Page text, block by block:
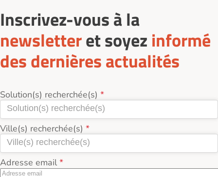
Inscrivez-vous à la
newsletteret soyez informé
des dernières actualités
Solution(s) recherchée(s)
Ville(s) recherchée(s)
Adresse email